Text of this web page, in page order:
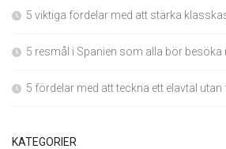
5 viktiga fördelar med att stärka
5 resmål i Spanien som alla bör besöka
5 fördelar med att teckna ett elavtal
KATEGORIER